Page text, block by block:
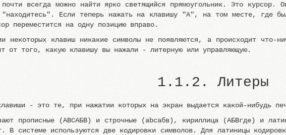
всегда можно найти ярко светящийся прямоугольник. Это курсор.
"находитесь". Если теперь нажать на клавишу "А", на том месте, где
переместится на одну позицию вправо.
некоторых клавиш никакие символы не появляются, а происходит что-
от того, какую клавишу вы нажали - литерную или управляющую.
1.1.2. Литеры
- это те, при нажатии которых на экран выдается какой-нибудь
прописные (ABCАБВ) и строчные (abcабв), кириллица (АБВгде) и
В системе используются две кодировки символов. Для латиницы